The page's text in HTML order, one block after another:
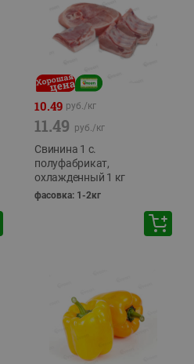
10.49 руб./кг
11.49 руб./кг
Свинина 1 с.
полуфабрикат,
охлажденный 1 кг
фасовка: 1-2кг